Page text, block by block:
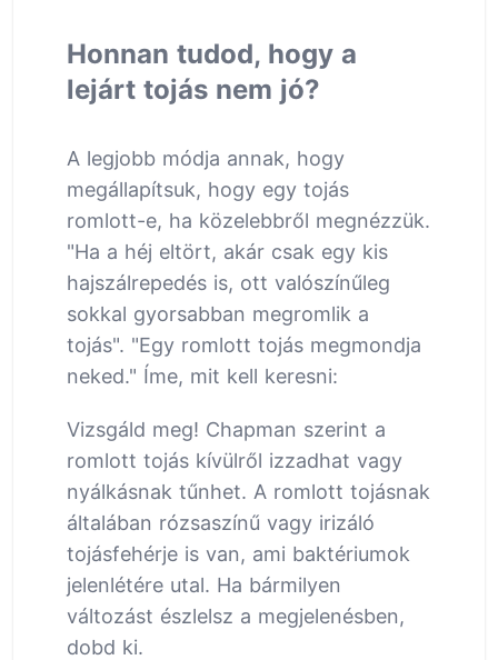
Honnan tudod, hogy a
lejárt tojás nem jó?
A legjobb módja annak, hogy
megállapítsuk, hogy egy tojás
romlott-e, ha közelebbről megnézzük.
"Ha a héj eltört, akár csak egy kis
hajszálrepedés is, ott valószínűleg
sokkal gyorsabban megromlik a
tojás". "Egy romlott tojás megmondja
neked." Íme, mit kell keresni:
Vizsgáld meg! Chapman szerint a
romlott tojás kívülről izzadhat vagy
nyálkásnak tűnhet. A romlott tojásnak
általában rózsaszínű vagy irizáló
tojásfehérje is van, ami baktériumok
jelenlétére utal. Ha bármilyen
változást észlelsz a megjelenésben,
dobd ki.